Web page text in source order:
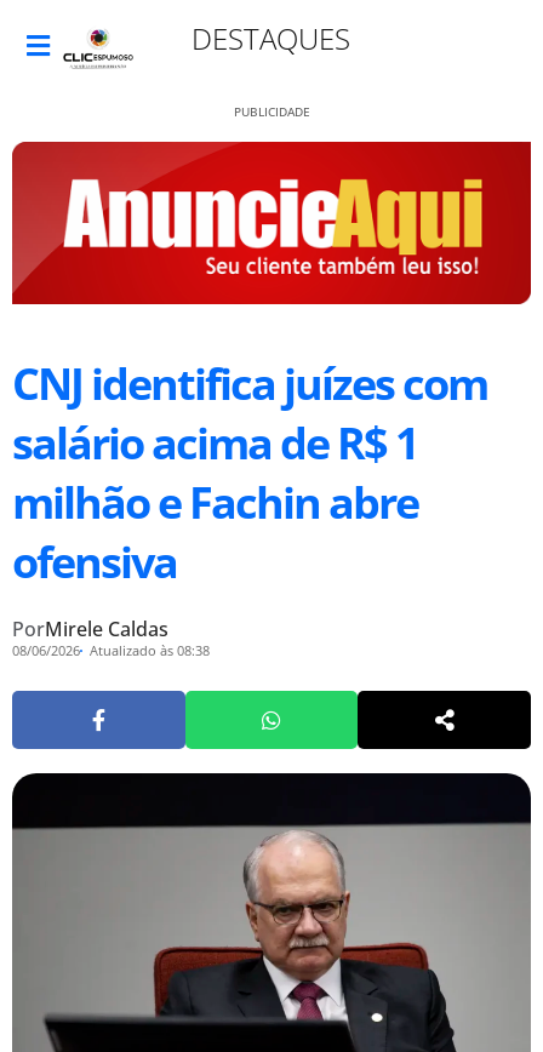
DESTAQUES
PUBLICIDADE
CNJ identifica juízes com
salário acima de R$ 1
milhão e Fachin abre
ofensiva
PorMirele Caldas
08/06/2026 Atualizado às 08:38